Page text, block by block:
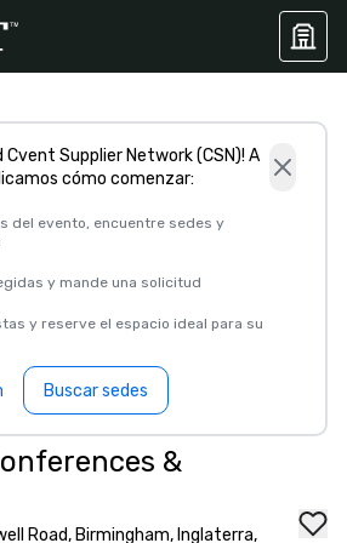
Cvent Supplier Network (CSN)! A
cómo comenzar:
del evento, encuentre sedes y
y mande una solicitud
y reserve el espacio ideal para su
Buscar sedes
&
Road, Birmingham, Inglaterra,